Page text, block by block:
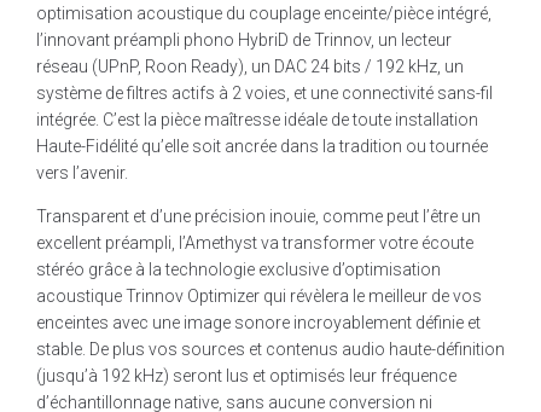
optimisation acoustique du couplage enceinte/pièce intégré,
l’innovant préampli phono HybriD de Trinnov, un lecteur
réseau (UPnP, Roon Ready), un DAC 24 bits / 192 kHz, un
système de filtres actifs à 2 voies, et une connectivité sans-fil
intégrée. C’est la pièce maîtresse idéale de toute installation
Haute-Fidélité qu’elle soit ancrée dans la tradition ou tournée
vers l’avenir.
Transparent et d’une précision inouie, comme peut l’être un
excellent préampli, l’Amethyst va transformer votre écoute
stéréo grâce à la technologie exclusive d’optimisation
acoustique Trinnov Optimizer qui révèlera le meilleur de vos
enceintes avec une image sonore incroyablement définie et
stable. De plus vos sources et contenus audio haute-définition
(jusqu’à 192 kHz) seront lus et optimisés leur fréquence
d’échantillonnage native, sans aucune conversion ni